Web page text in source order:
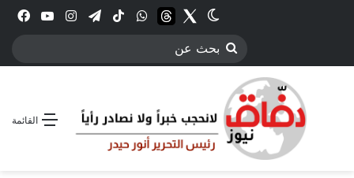
انستقرامتيلقرام‫TikTokواتسابthreadsTwitter
الوضع المظلم
بحث
القائمة